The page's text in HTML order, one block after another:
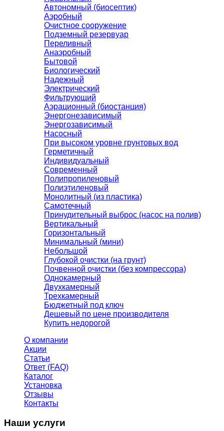
Автономный (биосептик)
Аэробный
Очистное сооружение
Подземный резервуар
Переливный
Анаэробный
Бытовой
Биологический
Надежный
Электрический
Фильтрующий
Аэрационный (биостанция)
Энергонезависимый
Энергозависимый
Насосный
При высоком уровне грунтовых вод
Герметичный
Индивидуальный
Современный
Полипропиленовый
Полиэтиленовый
Монолитный (из пластика)
Самотечный
Принудительный выброс (насос на полив)
Вертикальный
Горизонтальный
Минимальный (мини)
Небольшой
Глубокой очистки (на грунт)
Почвенной очистки (без компрессора)
Однокамерный
Двухкамерный
Трехкамерный
Бюджетный под ключ
Дешевый по цене производителя
Купить недорогой
О компании
Акции
Статьи
Ответ (FAQ)
Каталог
Установка
Отзывы
Контакты
Наши услуги